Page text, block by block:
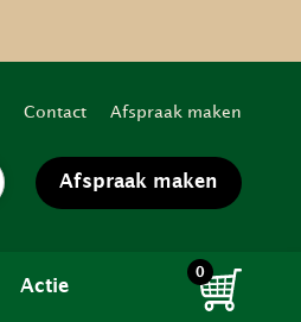
Actie
Contact Afspraak maken
Afspraak maken
0